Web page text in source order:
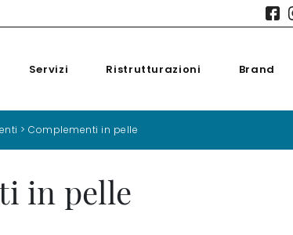
Servizi Ristrutturazioni Brand
> Complementi in pelle
in pelle